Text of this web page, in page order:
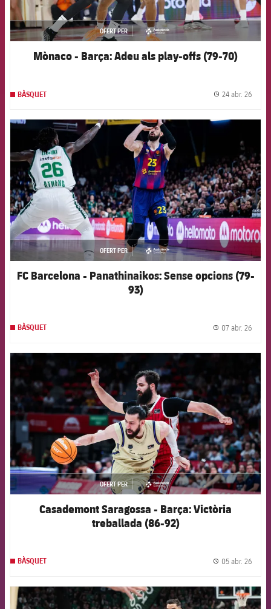
OFERT PER
asistencia
Mònaco - Barça: Adeu als play-offs (79-70)
BÀSQUET 24 abr. 26
FCB Barcelona badge
OFERT PER
asistencia
FC Barcelona - Panathinaikos: Sense opcions (79-
93)
BÀSQUET 07 abr. 26
FCB Barcelona badge
OFERT PER
asistencia
Casademont Saragossa - Barça: Victòria
treballada (86-92)
BÀSQUET 05 abr. 26
FCB Barcelona badge